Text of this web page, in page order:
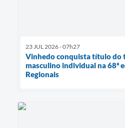
23 JUL 2026 - 07h27
Vinhedo conquista título do
masculino individual na 68ª
Regionais